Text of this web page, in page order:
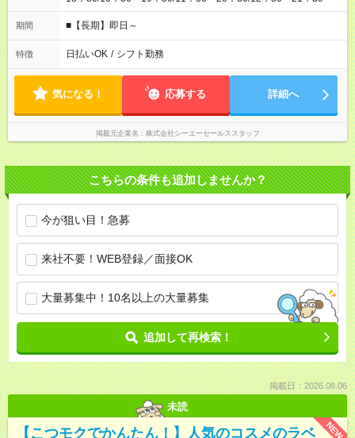
期間 ■【長期】即日～
特徴 日払いOK / シフト勤務
気になる！ 応募する 詳細へ
掲載元企業名 株式会社シーエーセールススタッフ
こちらの条件も追加しませんか？
今が狙い目！急募
来社不要！WEB登録／面接OK
大量募集中！10名以上の大量募集
追加して再検索！
掲載日：2026.08.06
未読
NEW
【こつモクでかんたん！】人気のコスメのラベ